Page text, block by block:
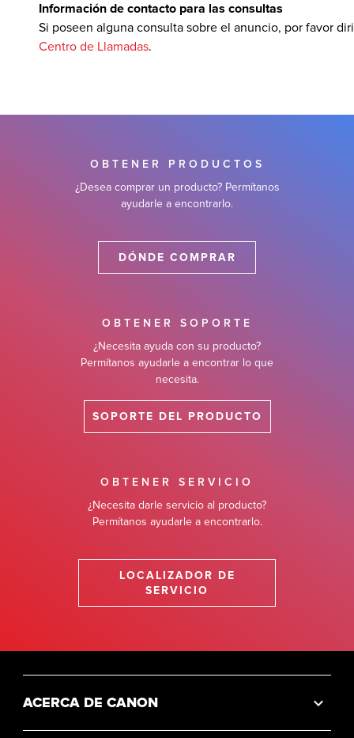
Información de contacto para las consultas
Si poseen alguna consulta sobre el anuncio, por favor
Centro de Llamadas.
OBTENER PRODUCTOS
¿Desea comprar un producto? Permítanos
ayudarle a encontrarlo.
DÓNDE COMPRAR
OBTENER SOPORTE
¿Necesita ayuda con su producto?
Permítanos ayudarle a encontrar lo que
necesita.
SOPORTE DEL PRODUCTO
OBTENER SERVICIO
¿Necesita darle servicio al producto?
Permítanos ayudarle a encontrarlo.
LOCALIZADOR DE
SERVICIO
ACERCA DE CANON